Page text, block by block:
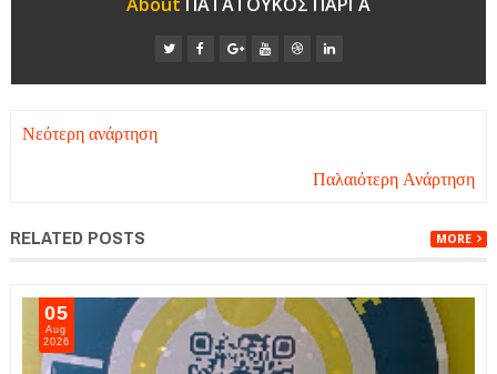
Νεότερη ανάρτηση
Παλαιότερη Ανάρτηση
RELATED POSTS MORE
05
Aug
2026